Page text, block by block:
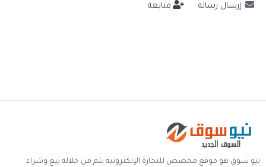
إرسال رسالة متابعة
نيو سوق هو موقع مخصص للتجارة الإلكترونية يتم من خلاله بيع وشراء